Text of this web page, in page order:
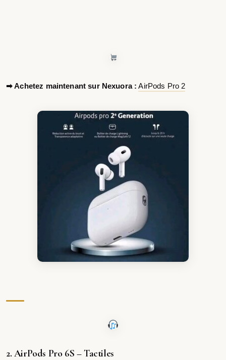
➡ Achetez maintenant sur Nexuora : AirPods Pro 2
2. AirPods Pro 6S – Tactiles